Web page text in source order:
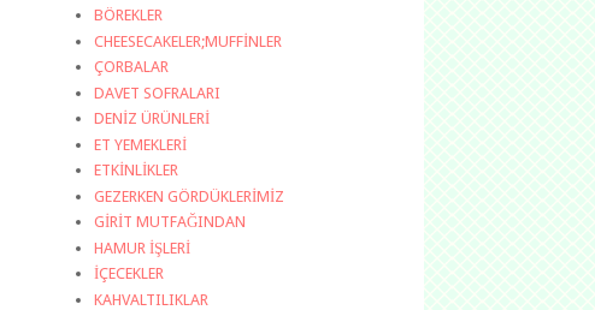
BÖREKLER
CHEESECAKELER;MUFFİNLER
ÇORBALAR
DAVET SOFRALARI
DENİZ ÜRÜNLERİ
ET YEMEKLERİ
ETKİNLİKLER
GEZERKEN GÖRDÜKLERİMİZ
GİRİT MUTFAĞINDAN
HAMUR İŞLERİ
İÇECEKLER
KAHVALTILIKLAR